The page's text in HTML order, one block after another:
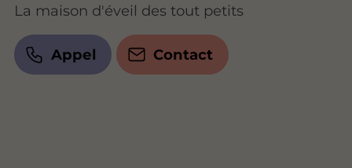
La maison d'éveil des tout petits
Appel Contact